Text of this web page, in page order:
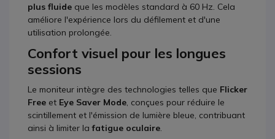
plus fluide que les modèles standard à 60 Hz. Cela
améliore l'expérience lors du défilement et d'une
utilisation prolongée.
Confort visuel pour les longues
sessions
Le moniteur intègre des technologies telles que Flicker
Free et Eye Saver Mode , conçues pour réduire le
scintillement et l'émission de lumière bleue, contribuant
ainsi à limiter lafatigue oculaire